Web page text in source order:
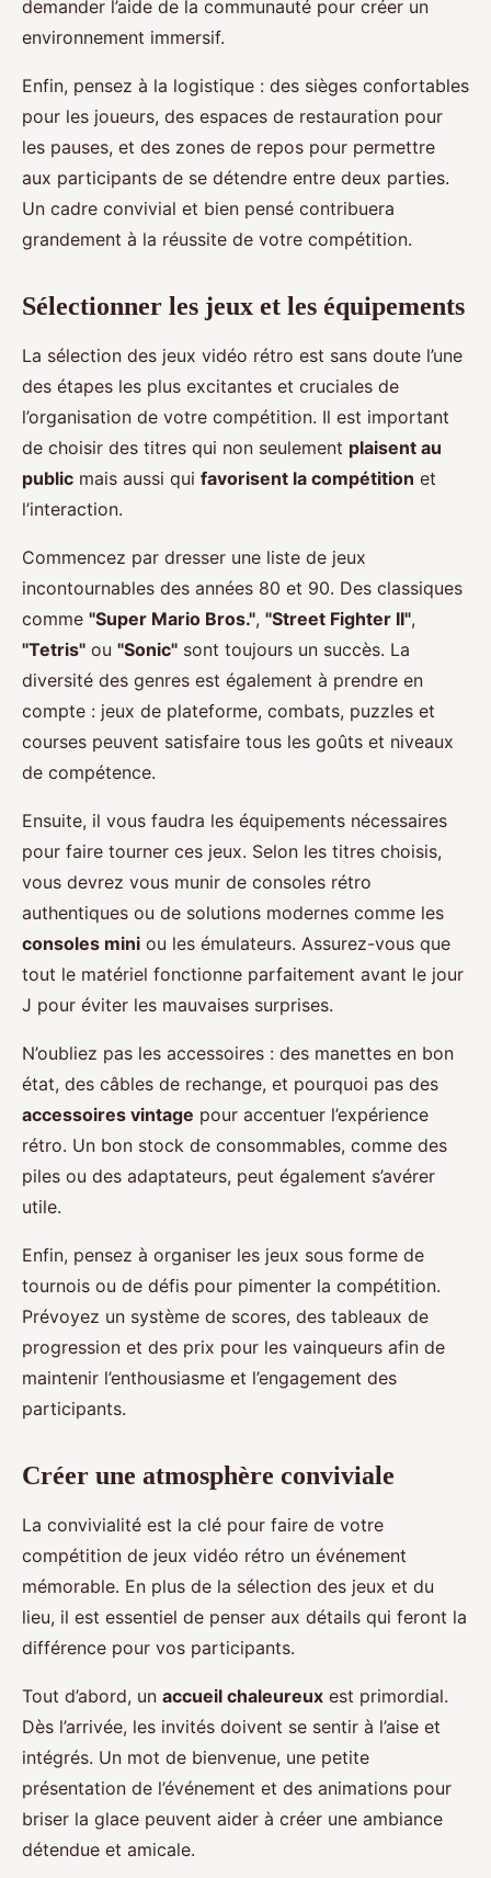
demander l’aide de la communauté pour créer un
environnement immersif.
Enfin, pensez à la logistique : des sièges confortables
pour les joueurs, des espaces de restauration pour
les pauses, et des zones de repos pour permettre
aux participants de se détendre entre deux parties.
Un cadre convivial et bien pensé contribuera
grandement à la réussite de votre compétition.
Sélectionner les jeux et les équipements
La sélection des jeux vidéo rétro est sans doute l’une
des étapes les plus excitantes et cruciales de
l’organisation de votre compétition. Il est important
de choisir des titres qui non seulement plaisent au
public mais aussi qui favorisent la compétition et
l’interaction.
Commencez par dresser une liste de jeux
incontournables des années 80 et 90. Des classiques
comme "Super Mario Bros.", "Street Fighter II",
"Tetris" ou "Sonic" sont toujours un succès. La
diversité des genres est également à prendre en
compte : jeux de plateforme, combats, puzzles et
courses peuvent satisfaire tous les goûts et niveaux
de compétence.
Ensuite, il vous faudra les équipements nécessaires
pour faire tourner ces jeux. Selon les titres choisis,
vous devrez vous munir de consoles rétro
authentiques ou de solutions modernes comme les
consoles mini ou les émulateurs. Assurez-vous que
tout le matériel fonctionne parfaitement avant le jour
J pour éviter les mauvaises surprises.
N’oubliez pas les accessoires : des manettes en bon
état, des câbles de rechange, et pourquoi pas des
accessoires vintage pour accentuer l’expérience
rétro. Un bon stock de consommables, comme des
piles ou des adaptateurs, peut également s’avérer
utile.
Enfin, pensez à organiser les jeux sous forme de
tournois ou de défis pour pimenter la compétition.
Prévoyez un système de scores, des tableaux de
progression et des prix pour les vainqueurs afin de
maintenir l’enthousiasme et l’engagement des
participants.
Créer une atmosphère conviviale
La convivialité est la clé pour faire de votre
compétition de jeux vidéo rétro un événement
mémorable. En plus de la sélection des jeux et du
lieu, il est essentiel de penser aux détails qui feront la
différence pour vos participants.
Tout d’abord, un accueil chaleureux est primordial.
Dès l’arrivée, les invités doivent se sentir à l’aise et
intégrés. Un mot de bienvenue, une petite
présentation de l’événement et des animations pour
briser la glace peuvent aider à créer une ambiance
détendue et amicale.